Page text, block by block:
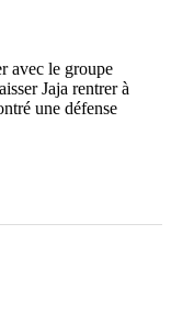
avec le groupe
Jaja rentrer à
une défense